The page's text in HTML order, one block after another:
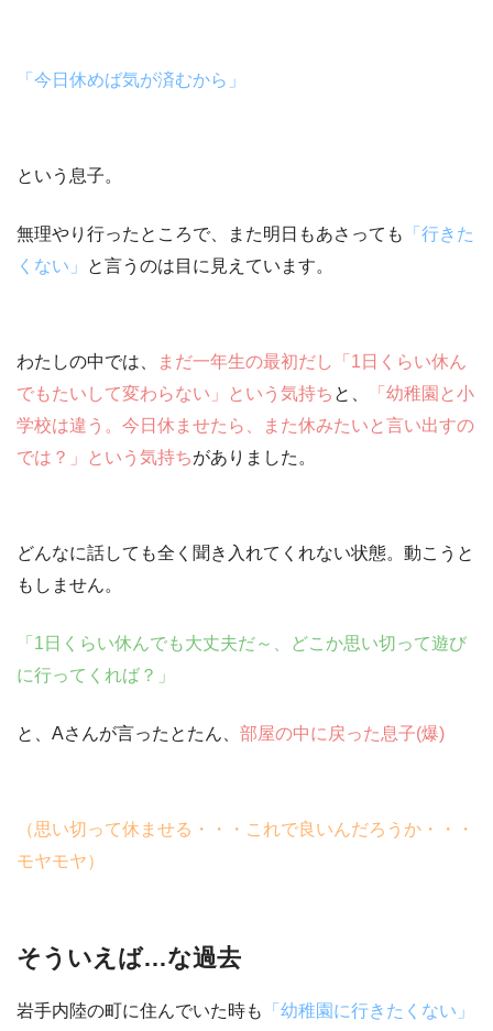
「今日休めば気が済むから」
という息子。
無理やり行ったところで、また明日もあさっても
「行きた
くない」
と言うのは目に見えています。
わたしの中では、
まだ一年生の最初だし「1日くらい休ん
でもたいして変わらない」という気持ち と、
「幼稚園と小
学校は違う。今日休ませたら、また休みたいと言い出すの
では？」という気持ちがありました。
どんなに話しても全く聞き入れてくれない状態。動こうと
もしません。
「1日くらい休んでも大丈夫だ～、どこか思い切って遊び
に行ってくれば？」
と、Aさんが言ったとたん、 部屋の中に戻った息子(爆)
（思い切って休ませる・・・これで良いんだろうか・・・
モヤモヤ）
そういえば…な過去
岩手内陸の町に住んでいた時も
「幼稚園に行きたくない」